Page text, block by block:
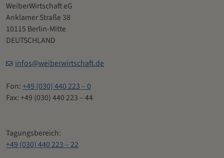
WeiberWirtschaft eG
Anklamer Straße 38
10115 Berlin-Mitte
DEUTSCHLAND
infos@weiberwirtschaft.de
Fon:+49 (030) 440 223 – 0
Fax: +49 (030) 440 223 – 44
Tagungsbereich:
+49 (030) 440 223 – 22